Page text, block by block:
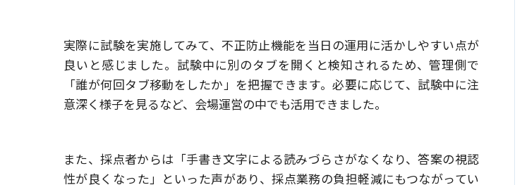
実際に試験を実施してみて、不正防止機能を当日の運用に活かしやすい点が
良いと感じました。試験中に別のタブを開くと検知されるため、管理側で
「誰が何回タブ移動をしたか」を把握できます。必要に応じて、試験中に注
意深く様子を見るなど、会場運営の中でも活用できました。
また、採点者からは「手書き文字による読みづらさがなくなり、答案の視認
性が良くなった」といった声があり、採点業務の負担軽減にもつながってい